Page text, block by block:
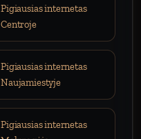
Pigiausias internetas
Centroje
Pigiausias internetas
Naujamiestyje
Pigiausias internetas